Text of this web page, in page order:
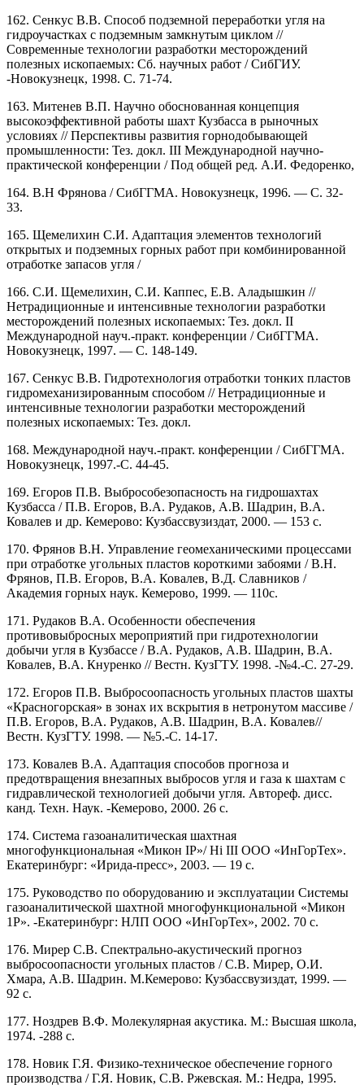
162. Сенкус В.В. Способ подземной переработки угля на
гидроучастках с подземным замкнутым циклом //
Современные технологии разработки месторождений
полезных ископаемых: Сб. научных работ / СибГИУ.
-Новокузнецк, 1998. С. 71-74.
163. Митенев В.П. Научно обоснованная концепция
высокоэффективной работы шахт Кузбасса в рыночных
условиях // Перспективы развития горнодобывающей
промышленности: Тез. докл. III Международной научно-
практической конференции / Под общей ред. А.И. Федоренко,
164. B.Н Фрянова / СибГГМА. Новокузнецк, 1996. — С. 32-
33.
165. Щемелихин С.И. Адаптация элементов технологий
открытых и подземных горных работ при комбинированной
отработке запасов угля /
166. C.И. Щемелихин, С.И. Каппес, Е.В. Аладышкин //
Нетрадиционные и интенсивные технологии разработки
месторождений полезных ископаемых: Тез. докл. II
Международной науч.-практ. конференции / СибГГМА.
Новокузнецк, 1997. — С. 148-149.
167. Сенкус В.В. Гидротехнология отработки тонких пластов
гидромеханизированным способом // Нетрадиционные и
интенсивные технологии разработки месторождений
полезных ископаемых: Тез. докл.
168. Международной науч.-практ. конференции / СибГГМА.
Новокузнецк, 1997.-С. 44-45.
169. Егоров П.В. Выбрособезопасность на гидрошахтах
Кузбасса / П.В. Егоров, В.А. Рудаков, А.В. Шадрин, В.А.
Ковалев и др. Кемерово: Кузбассвузиздат, 2000. — 153 с.
170. Фрянов В.Н. Управление геомеханическими процессами
при отработке угольных пластов короткими забоями / В.Н.
Фрянов, П.В. Егоров, В.А. Ковалев, В.Д. Славников /
Академия горных наук. Кемерово, 1999. — 110с.
171. Рудаков В.А. Особенности обеспечения
противовыбросных мероприятий при гидротехнологии
добычи угля в Кузбассе / В.А. Рудаков, А.В. Шадрин, В.А.
Ковалев, В.А. Кнуренко // Вестн. КузГТУ. 1998. -№4.-С. 27-29.
172. Егоров П.В. Выбросоопасность угольных пластов шахты
«Красногорская» в зонах их вскрытия в нетронутом массиве /
П.В. Егоров, В.А. Рудаков, А.В. Шадрин, В.А. Ковалев//
Вестн. КузГТУ. 1998. — №5.-С. 14-17.
173. Ковалев В.А. Адаптация способов прогноза и
предотвращения внезапных выбросов угля и газа к шахтам с
гидравлической технологией добычи угля. Автореф. дисс.
канд. Техн. Наук. -Кемерово, 2000. 26 с.
174. Система газоаналитическая шахтная
многофункциональная «Микон IP»/ Hi III ООО «ИнГорТех».
Екатеринбург: «Ирида-пресс», 2003. — 19 с.
175. Руководство по оборудованию и эксплуатации Системы
газоаналитической шахтной многофункциональной «Микон
1Р». -Екатеринбург: НЛП ООО «ИнГорТех», 2002. 70 с.
176. Мирер С.В. Спектрально-акустический прогноз
выбросоопасности угольных пластов / С.В. Мирер, О.И.
Хмара, А.В. Шадрин. М.Кемерово: Кузбассвузиздат, 1999. —
92 с.
177. Ноздрев В.Ф. Молекулярная акустика. М.: Высшая школа,
1974. -288 с.
178. Новик Г.Я. Физико-техническое обеспечение горного
производства / Г.Я. Новик, С.В. Ржевская. М.: Недра, 1995.